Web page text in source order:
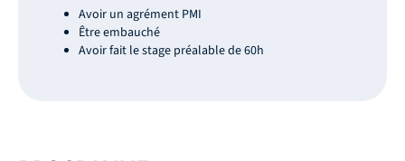
Avoir un agrément PMI
Être embauché
Avoir fait le stage préalable de 60h